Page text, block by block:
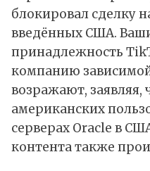
блокировал сделку
введённых США.
принадлежность
компанию
возражают, заявляя,
американских
серверах Oracle в
контента также